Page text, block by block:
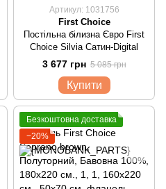
Артикул: 1031756
First Choice
Постільна білизна Євро First
Choice Silvia Сатин-Digital
3 677 грн 5 085 грн
Купити
Безкоштовна доставка
−20%